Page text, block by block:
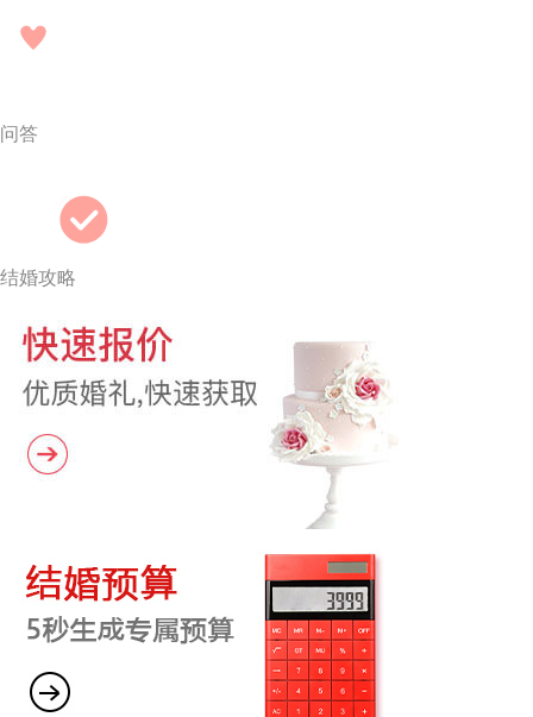
问答
结婚攻略